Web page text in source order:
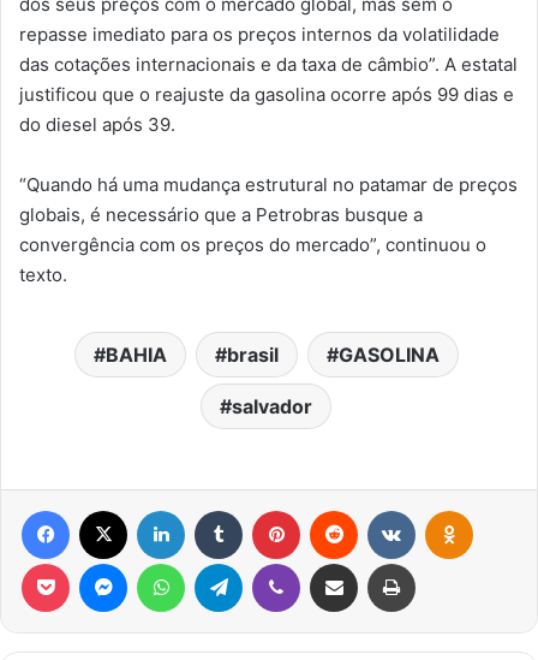
repasse imediato para os preços internos da volatilidade
das cotações internacionais e da taxa de câmbio”. A estatal
justificou que o reajuste da gasolina ocorre após 99 dias e
do diesel após 39.
“Quando há uma mudança estrutural no patamar de preços
globais, é necessário que a Petrobras busque a
convergência com os preços do mercado”, continuou o
texto.
BAHIA brasil GASOLINA
salvador
Facebook Linkedin Tumblr Pinterest Reddit
Pocket MessengerWhatsAppTelegram Viber Compartilhar via e-mail Imprimir